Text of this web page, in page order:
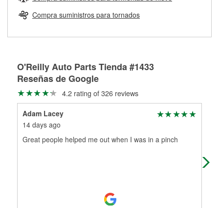
Herramientas de O'Reilly
pueden ser reutilizados, podemos ayudarte a encontrar las
partes de reemplazo correctas para tu reparación.
Rectificación de tambores y discos de freno
Compra suministros para tornados
O'Reilly Auto Parts Tienda #1433
Reseñas de Google
4.2 rating of 326 reviews
Adam Lacey
14 days ago
Great people helped me out when I was in a pinch